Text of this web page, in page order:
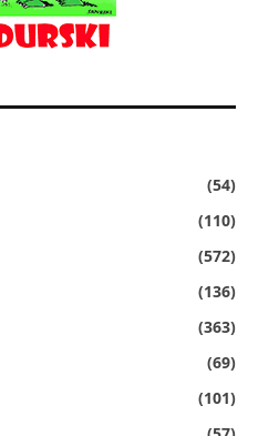
(54)
(110)
(572)
(136)
(363)
(69)
(101)